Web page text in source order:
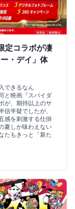
定コラボが凄
・デイ」体
できるなん
と映画『スパイダ
が、期待以上のサ
半疑でしたが、
感を刺激する仕掛
夏しか味わえない
たもきっと「新た